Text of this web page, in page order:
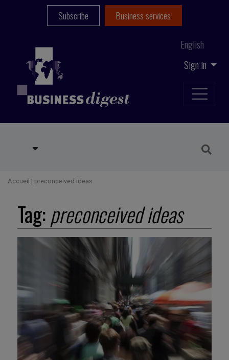
Sign in
English
Subscribe Business services
Accueil | preconceived ideas
Tag:preconceived ideas